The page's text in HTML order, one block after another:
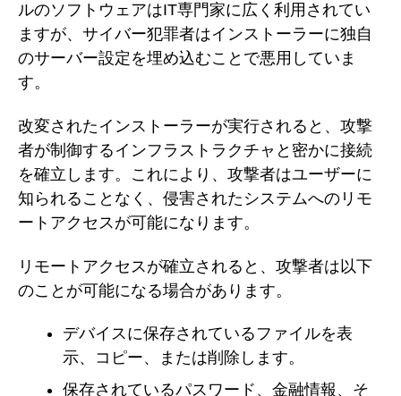
ルのソフトウェアはIT専門家に広く利用されてい
ますが、サイバー犯罪者はインストーラーに独自
のサーバー設定を埋め込むことで悪用していま
す。
改変されたインストーラーが実行されると、攻撃
者が制御するインフラストラクチャと密かに接続
を確立します。これにより、攻撃者はユーザーに
知られることなく、侵害されたシステムへのリモ
ートアクセスが可能になります。
リモートアクセスが確立されると、攻撃者は以下
のことが可能になる場合があります。
デバイスに保存されているファイルを表
示、コピー、または削除します。
保存されているパスワード、金融情報、そ